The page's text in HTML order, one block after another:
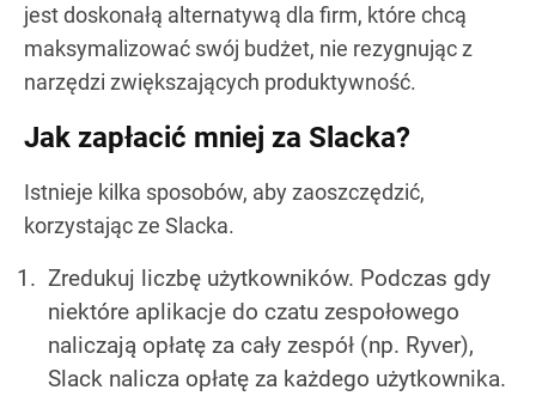
jest doskonałą alternatywą dla firm, które chcą
maksymalizować swój budżet, nie rezygnując z
narzędzi zwiększających produktywność.
Jak zapłacić mniej za Slacka?
Istnieje kilka sposobów, aby zaoszczędzić,
korzystając ze Slacka.
Zredukuj liczbę użytkowników. Podczas gdy
niektóre aplikacje do czatu zespołowego
naliczają opłatę za cały zespół (np. Ryver),
Slack nalicza opłatę za każdego użytkownika.